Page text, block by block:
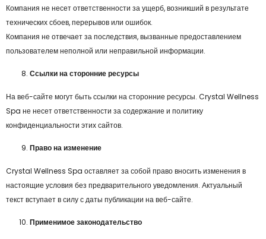
Компания не несет ответственности за ущерб, возникший в результате
технических сбоев, перерывов или ошибок.
Компания не отвечает за последствия, вызванные предоставлением
пользователем неполной или неправильной информации.
Ссылки на сторонние ресурсы
На веб-сайте могут быть ссылки на сторонние ресурсы. Crystal Wellness
Spa не несет ответственности за содержание и политику
конфиденциальности этих сайтов.
Право на изменение
Crystal Wellness Spa оставляет за собой право вносить изменения в
настоящие условия без предварительного уведомления. Актуальный
текст вступает в силу с даты публикации на веб-сайте.
Применимое законодательство